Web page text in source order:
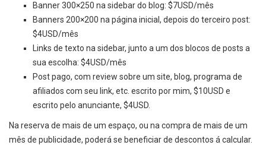
Banner 300×250 na sidebar do blog: $7USD/mês
Banners 200×200 na página inicial, depois do terceiro post:
$4USD/mês
Links de texto na sidebar, junto a um dos blocos de posts a
sua escolha: $4USD/mês
Post pago, com review sobre um site, blog, programa de
afiliados com seu link, etc. escrito por mim, $10USD e
escrito pelo anunciante, $4USD.
Na reserva de mais de um espaço, ou na compra de mais de um
mês de publicidade, poderá se beneficiar de descontos á calcular.